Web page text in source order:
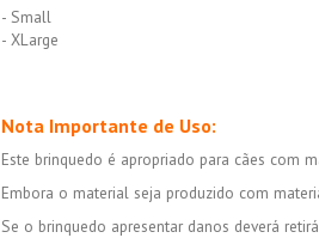
- Small
- XLarge
Nota Importante de Uso:
Este brinquedo é apropriado para cães com
Embora o material seja produzido com
Se o brinquedo apresentar danos deverá